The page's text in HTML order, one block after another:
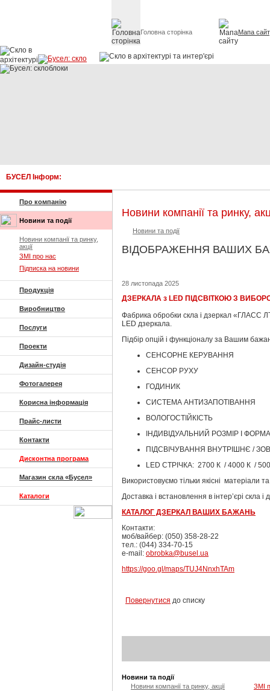
Головна сторінка Мапа
БУСЕЛ Інформ:
Про компанію
Новини та події
Новини компанії та ринку,
акції
ЗМІ про нас
Підписка на новини
Продукція
Виробництво
Послуги
Проекти
Дизайн-студія
Фотогалерея
Корисна інформація
Прайс-листи
Контакти
Дисконтна програма
Магазин скла «Бусел»
Каталоги
Новини компанії та ринку,
Новини та події
ВІДОБРАЖЕННЯ ВАШИХ
28 листопада 2025
ДЗЕРКАЛА з LED ПІДСВІТКОЮ З
Фабрика обробки скла і дзеркал «ГЛАСС
LED дзеркала.
Підбір опцій і функціоналу за Вашим
СЕНСОРНЕ КЕРУВАННЯ
СЕНСОР РУХУ
ГОДИНИК
СИСТЕМА АНТИЗАПОТІВАННЯ
ВОЛОГОСТІЙКІСТЬ
ІНДИВІДУАЛЬНИЙ РОЗМІР І ФОРМА
ПІДСВІЧУВАННЯ ВНУТРІШНЄ /
LED СТРІЧКА: 2700 К / 4000 К /
Використовуємо тільки якісні матеріали
Доставка і встановлення в інтер’єрі скла і
КАТАЛОГ ДЗЕРКАЛ ВАШИХ БАЖАНЬ
Контакти:
моб/вайбер: (050) 358-28-22
тел.: (044) 334-70-15
e-mail: obrobka@busel.ua
https://goo.gl/maps/TUJ4NnxhTAm
Повернутися до списку
Новини та події
Новини компанії та ринку, акції
ЗМІ